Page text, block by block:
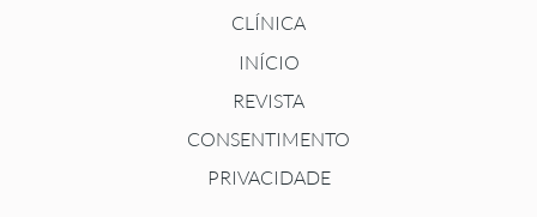
CLÍNICA
INÍCIO
REVISTA
CONSENTIMENTO
PRIVACIDADE